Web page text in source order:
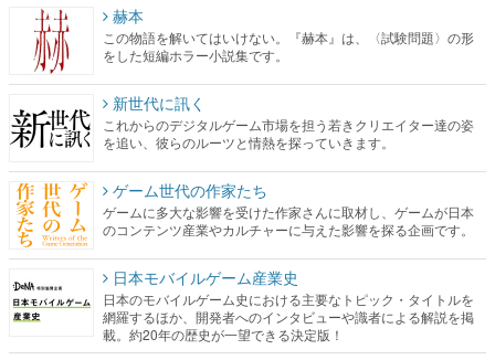
赫本
この物語を解いてはいけない。『赫本』は、〈試験問題〉の形
をした短編ホラー小説集です。
新世代に訊く
これからのデジタルゲーム市場を担う若きクリエイター達の姿
を追い、彼らのルーツと情熱を探っていきます。
ゲーム世代の作家たち
ゲームに多大な影響を受けた作家さんに取材し、ゲームが日本
のコンテンツ産業やカルチャーに与えた影響を探る企画です。
日本モバイルゲーム産業史
日本のモバイルゲーム史における主要なトピック・タイトルを
網羅するほか、開発者へのインタビューや識者による解説を掲
載。約20年の歴史が一望できる決定版！